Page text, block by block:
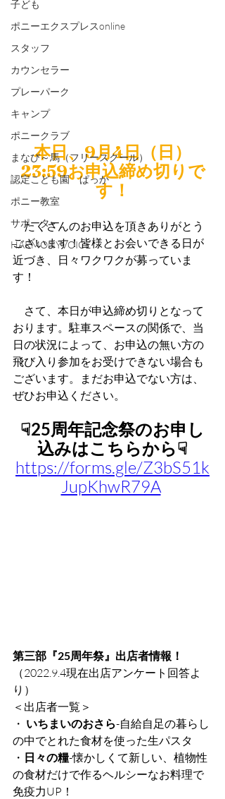
子ども
ポニーエクスプレスonline
スタッフ
カウンセラー
プレーパーク
キャンプ
ポニークラブ
まなび～馬（フリースクール）
認定こども園 ぱっか
ポニー教室
サポーター
HARMONYVOICE
本日、9月4日（日）
23:59お申込締め切りで
す！
たくさんのお申込を頂きありがとう
ございます！皆様とお会いできる日が
近づき、日々ワクワクが募っていま
す！
さて、本日が申込締め切りとなって
おります。駐車スペースの関係で、当
日の状況によって、お申込の無い方の
飛び入り参加をお受けできない場合も
ございます。まだお申込でない方は、
ぜひお申込ください。
☟25周年記念祭のお申し
込みはこちらから☟
https://forms.gle/Z3bS51k
JupKhwR79A
第三部『25周年祭』出店者情報！
（2022.9.4現在出店アンケート回答よ
り）
＜出店者一覧＞
・ いちまいのおさら-自給自足の暮らし
の中でとれた食材を使った生パスタ
・ 日々の糧-懐かしくて新しい、植物性
の食材だけで作るヘルシーなお料理で
免疫力UP！